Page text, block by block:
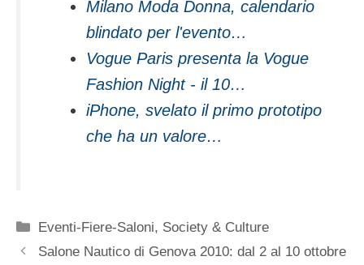
Milano Moda Donna, calendario
blindato per l'evento…
Vogue Paris presenta la Vogue
Fashion Night - il 10…
iPhone, svelato il primo prototipo
che ha un valore…
Categorie
Eventi-Fiere-Saloni, Society & Culture
Salone Nautico di Genova 2010: dal 2 al 10 ottobre